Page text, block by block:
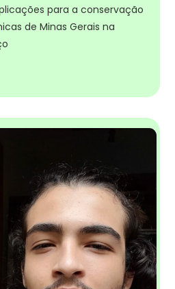
para a conservação
de Minas Gerais na